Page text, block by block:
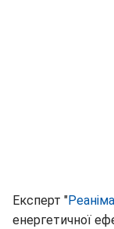
Експерт "
енергетичної